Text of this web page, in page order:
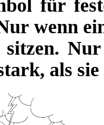
für
wenn
als